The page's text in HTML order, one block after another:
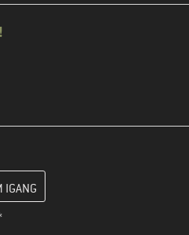
og opret i næste trin din